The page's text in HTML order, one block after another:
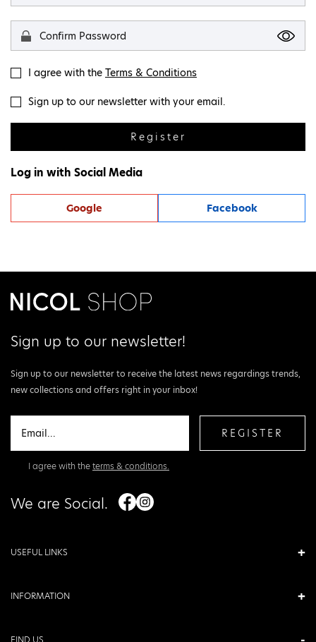
I agree with the Terms & Conditions
Sign up to our newsletter with your email.
Register
Log in with Social Media
Google Facebook
Sign up to our newsletter!
Sign up to our newsletter to receive the latest news regardings trends,
new collections and offers right in your inbox!
REGISTER
I agree with theterms & conditions.
We are Social.
USEFUL LINKS
INFORMATION
FIND US